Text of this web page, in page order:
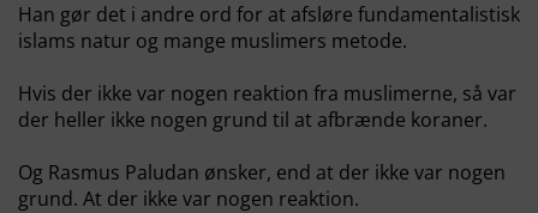
Han gør det i andre ord for at afsløre fundamentalistisk
islams natur og mange muslimers metode.
Hvis der ikke var nogen reaktion fra muslimerne, så var
der heller ikke nogen grund til at afbrænde koraner.
Og Rasmus Paludan ønsker, end at der ikke var nogen
grund. At der ikke var nogen reaktion.